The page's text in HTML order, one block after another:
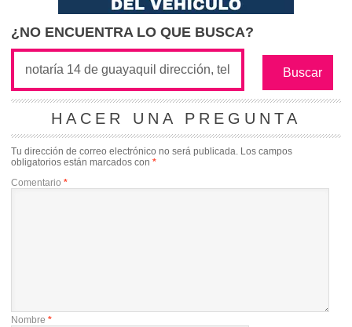
¿NO ENCUENTRA LO QUE BUSCA?
HACER UNA PREGUNTA
Tu dirección de correo electrónico no será publicada. Los campos
obligatorios están marcados con *
Comentario *
Nombre *